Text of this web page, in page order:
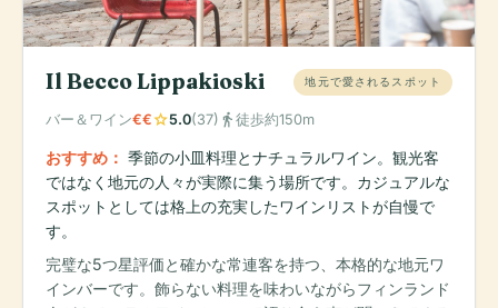
Il Becco Lippakioski 地元で愛されるスポット
バー＆ワイン€€star5.0(37) directions_walk 徒歩約150m
おすすめ： 季節の小皿料理とナチュラルワイン。観光客
ではなく地元の人々が実際に集う場所です。カジュアルな
スポットとしては格上の充実したワインリストが自慢で
す。
完璧な5つ星評価と確かな常連客を持つ、本格的な地元ワ
インバーです。飾らない料理を味わいながらフィンランド